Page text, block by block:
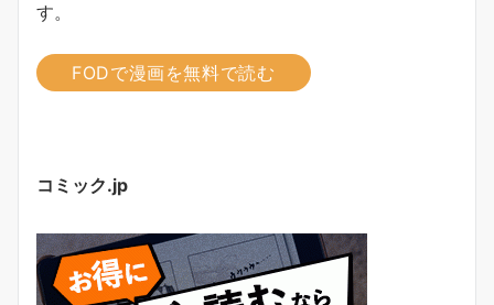
す。
FODで漫画を無料で読む
コミック.jp